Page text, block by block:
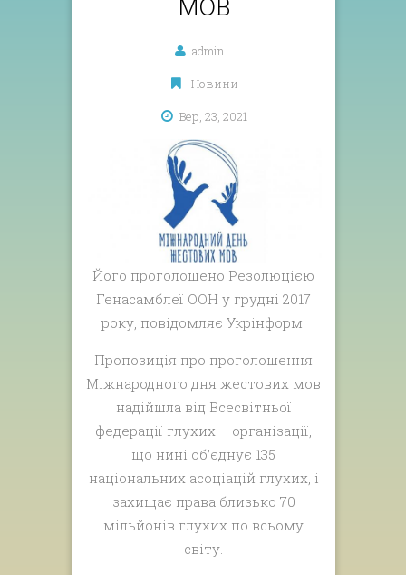
МОВ
admin
Новини
Вер, 23, 2021
Його проголошено Резолюцією
Генасамблеї ООН у грудні 2017
року, повідомляє Укрінформ.
Пропозиція про проголошення
Міжнародного дня жестових мов
надійшла від Всесвітньої
федерації глухих – організації,
що нині об’єднує 135
національних асоціацій глухих, і
захищає права близько 70
мільйонів глухих по всьому
світу.